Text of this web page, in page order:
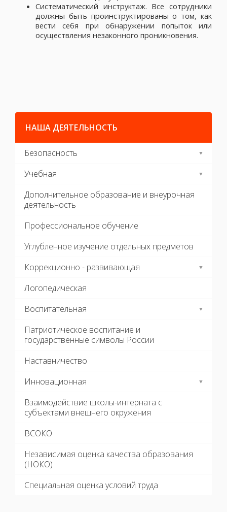
Систематический инструктаж. Все сотрудники
должны быть проинструктированы о том, как
вести себя при обнаружении попыток или
осуществления незаконного проникновения.
НАША ДЕЯТЕЛЬНОСТЬ
Безопасность
Учебная
Дополнительное образование и внеурочная
деятельность
Профессиональное обучение
Углубленное изучение отдельных предметов
Коррекционно - развивающая
Логопедическая
Воспитательная
Патриотическое воспитание и
государственные символы России
Наставничество
Инновационная
Взаимодействие школы-интерната с
субъектами внешнего окружения
ВСОКО
Независимая оценка качества образования
(НОКО)
Специальная оценка условий труда